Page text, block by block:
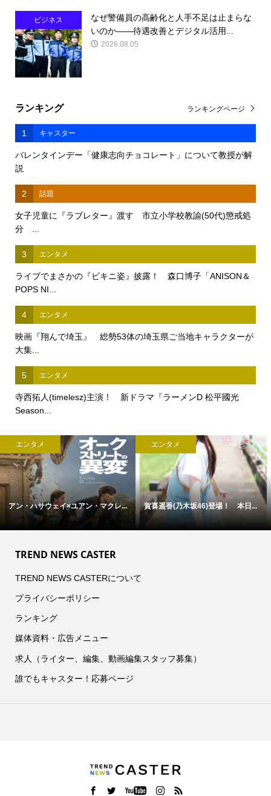
ビジネス
なぜ警備員の高齢化と人手不足は止まらな
いのか――待遇改善とデジタル活用...
2026.08.05
ランキング
1 キャスター
バレンタインデー「健康志向チョコレート」について教授が解
説
2 話題
女子児童に『ラブレター』渡す 市立小学校教諭(50代)懲戒処
分 ...
3 エンタメ
ライブでまさかの『ビキニ姿』披露！ 森口博子「ANISON＆
POPS NI...
4 エンタメ
映画『翔んで埼玉』 総勢53体の埼玉県ご当地キャラクターが
大集...
5 エンタメ
寺西拓人(timelesz)主演！ 新ドラマ『ラーメンD 松平國光
Season...
ランキングページ
エンタメ
アン・ハサウェイ×ユアン・マクレ...
エンタメ
賀喜遥香(乃木坂46)登場！ 本日...
TREND NEWS CASTER
TREND NEWS CASTERについて
プライバシーポリシー
ランキング
媒体資料・広告メニュー
求人（ライター、編集、動画編集スタッフ募集）
誰でもキャスター！応募ページ